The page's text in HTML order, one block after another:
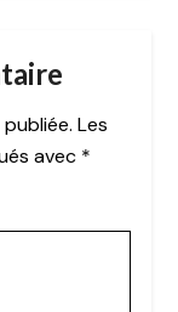
Les
avec *